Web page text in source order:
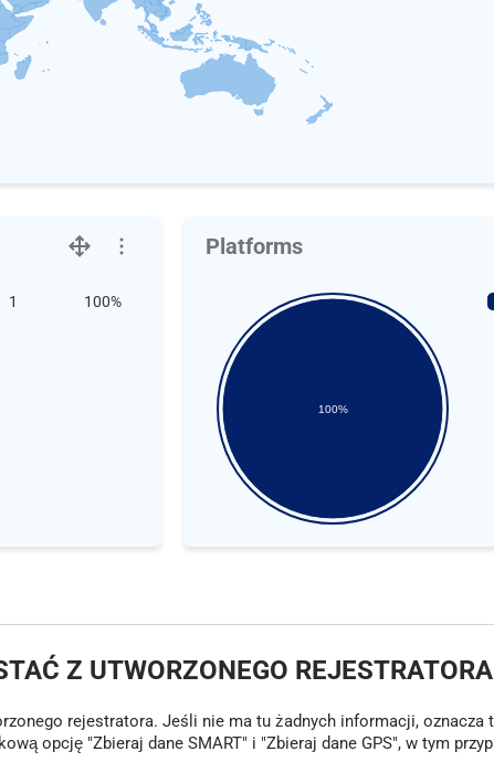
1 100%
Platforms
100%
Z UTWORZONEGO REJESTRATORA
rejestratora. Jeśli nie ma tu żadnych informacji, oznacza
opcję "Zbieraj dane SMART" i "Zbieraj dane GPS", w tym